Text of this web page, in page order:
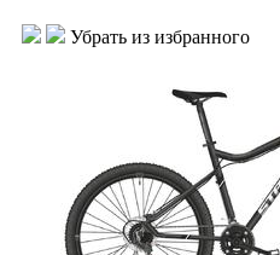
Убрать из избранного